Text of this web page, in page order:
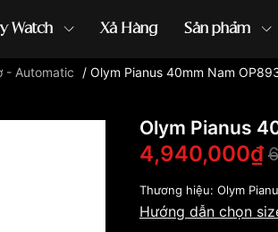
Watch Xả Hàng Sản phẩm
đồng hồ Orient ...
- Automatic / Olym Pianus 40mm Nam
Olym Pianus
4,940,000₫
Thương hiệu: Olym
Hướng dẫn chọn